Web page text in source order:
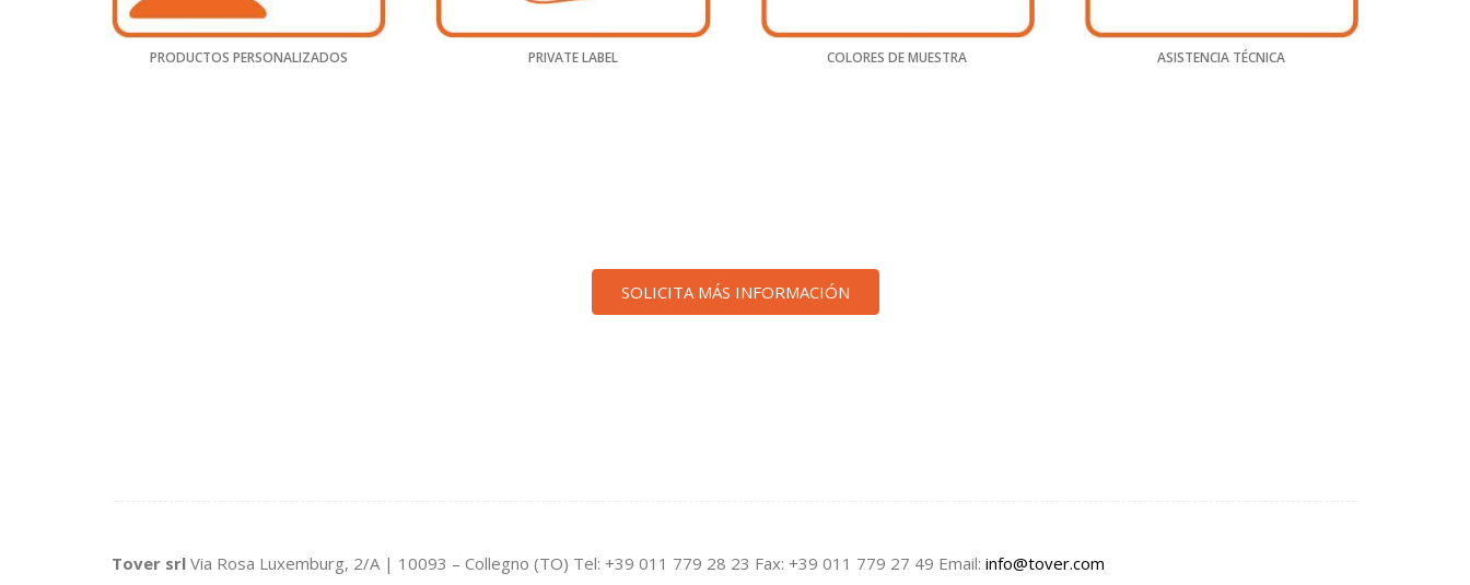
PRODUCTOS PERSONALIZADOS PRIVATE LABEL COLORES DE MUESTRA ASISTENCIA TÉCNICA
SOLICITA MÁS INFORMACIÓN
Tover srl Via Rosa Luxemburg, 2/A | 10093 – Collegno (TO) Tel: +39 011 779 28 23 Fax: +39 011 779 27 49 Email: info@tover.com